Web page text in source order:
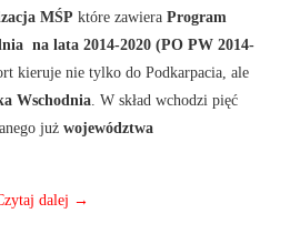
MŚP które zawieraProgram
na lata 2014-2020 (PO PW 2014-
kieruje nie tylko do Podkarpacia, ale
Wschodnia. W skład wchodzi pięć
jużwojewództwa
dalej →